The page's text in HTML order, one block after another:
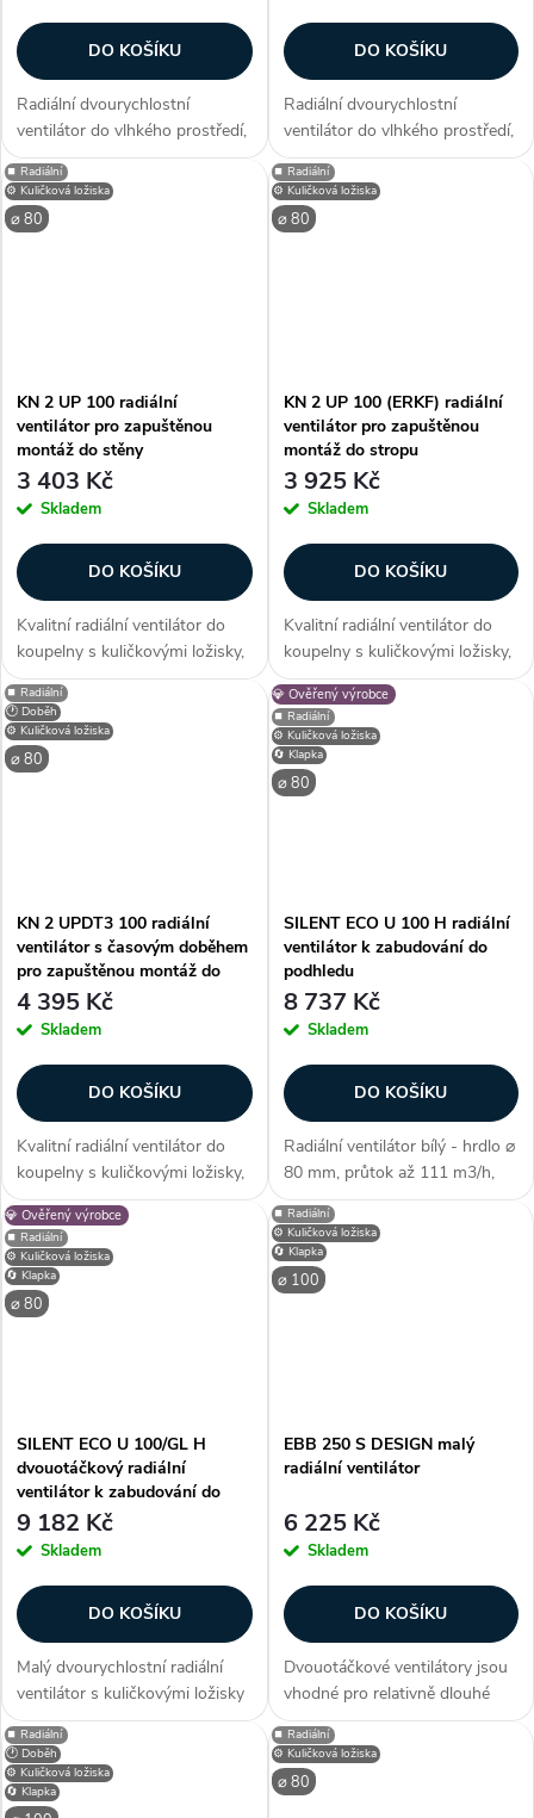
DO KOŠÍKU
Radiální dvourychlostní
ventilátor do vlhkého prostředí,
průtok 60/120 m3/h, časový
doběh, odložený start (40 s),
kuličková ložiska, zpětná
klapka, montáž do stěny nebo
DO KOŠÍKU
Radiální dvourychlostní
ventilátor do vlhkého prostředí,
průtok 55/118 m3/h, časový
doběh, odložený start (40 s),
kuličková ložiska, zpětná
klapka, montáž do stěny nebo
⚙️ Kuličková ložiska
⌀ 80
⏹️ Radiální
KN 2 UP 100 radiální
ventilátor pro zapuštěnou
montáž do stěny
3 403 Kč
Skladem
DO KOŠÍKU
Kvalitní radiální ventilátor do
koupelny s kuličkovými ložisky,
zpětnou klapkou, zabudovaným
filtrem, vhodný k montáži do
stěny, pod omítku. Zákazníci
často dokupují...
⚙️ Kuličková ložiska
⌀ 80
⏹️ Radiální
KN 2 UP 100 (ERKF) radiální
ventilátor pro zapuštěnou
montáž do stropu
3 925 Kč
Skladem
DO KOŠÍKU
Kvalitní radiální ventilátor do
koupelny s kuličkovými ložisky,
zpětnou klapkou, zabudovaným
filtrem, vhodný k montáži do
stropu (podhledu). Zákazníci
často dokupují...
🕐 Doběh
⚙️ Kuličková ložiska
⌀ 80
⏹️ Radiální
KN 2 UPDT3 100 radiální
ventilátor s časovým doběhem
pro zapuštěnou montáž do
stěny
4 395 Kč
Skladem
DO KOŠÍKU
Kvalitní radiální ventilátor do
koupelny s kuličkovými ložisky,
zpětnou klapkou, zabudovaným
filtrem, časovým doběhem,
vhodný k montáži do stěny,
pod omítku. Zákazníci často...
⚙️ Kuličková ložiska
⌀ 80
💎 Ověřený výrobce
⏹️ Radiální
🔄 Klapka
SILENT ECO U 100 H radiální
ventilátor k zabudování do
podhledu
8 737 Kč
Skladem
DO KOŠÍKU
Radiální ventilátor bílý - hrdlo ⌀
80 mm, průtok až 111 m3/h,
provedení pod omítku - do
stěny/stropu/podhledu,
provedení výtlak nahoru, krytí
IP X5 vhodný i do sprchového
⚙️ Kuličková ložiska
⌀ 80
💎 Ověřený výrobce
⏹️ Radiální
🔄 Klapka
SILENT ECO U 100/GL H
dvouotáčkový radiální
ventilátor k zabudování do
podhledu
9 182 Kč
Skladem
DO KOŠÍKU
Malý dvourychlostní radiální
ventilátor s kuličkovými ložisky
a zpětnou klapkou. Úsporný
ventilátor pod omítku vhodný
do koupelny a na WC. Vybaven
filtrem a tlumičem hluku....
⚙️ Kuličková ložiska
⌀ 100
⏹️ Radiální
🔄 Klapka
EBB 250 S DESIGN malý
radiální ventilátor
6 225 Kč
Skladem
DO KOŠÍKU
Dvouotáčkové ventilátory jsou
vhodné pro relativně dlouhé
vzduchovody s větší tlakovou
ztrátou nebo k odvětrání přímo
přes stěnu. Ventilátory lze
použít pro větrání v bytové...
🕐 Doběh
⚙️ Kuličková ložiska
⏹️ Radiální
🔄 Klapka
⚙️ Kuličková ložiska
⌀ 80
⏹️ Radiální